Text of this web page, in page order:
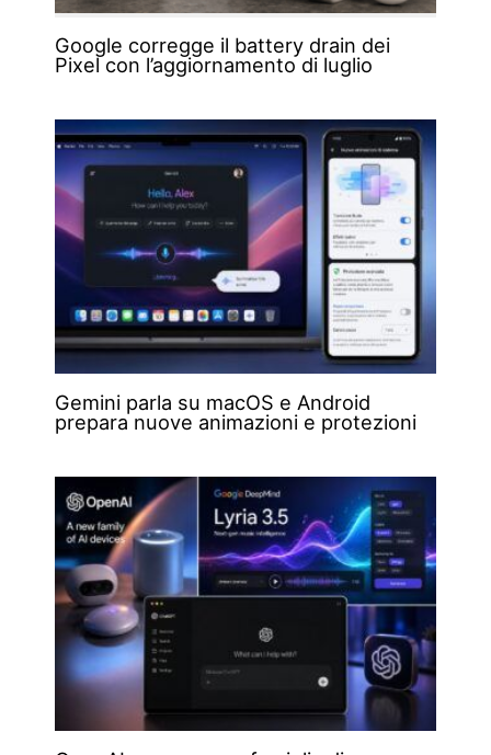
Google corregge il battery drain dei
Pixel con l’aggiornamento di luglio
Gemini parla su macOS e Android
prepara nuove animazioni e protezioni